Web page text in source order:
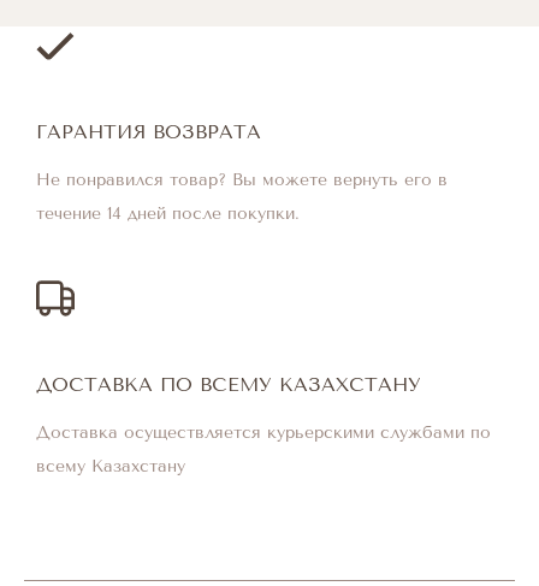
ГАРАНТИЯ ВОЗВРАТА
Не понравился товар? Вы можете вернуть его в
течение 14 дней после покупки.
ДОСТАВКА ПО ВСЕМУ КАЗАХСТАНУ
Доставка осуществляется курьерскими службами по
всему Казахстану